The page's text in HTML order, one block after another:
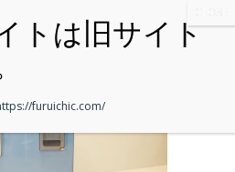
furuichic.com/